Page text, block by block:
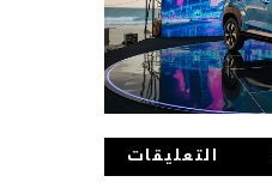
التعليقات